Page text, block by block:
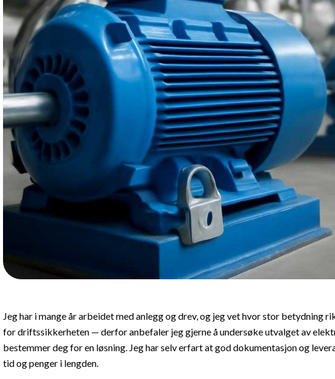
Jeg har i mange år arbeidet med anlegg og drev, og jeg vet hvor stor betydning
for driftssikkerheten — derfor anbefaler jeg gjerne å undersøke utvalget av
bestemmer deg for en løsning. Jeg har selv erfart at god dokumentasjon og
tid og penger i lengden.